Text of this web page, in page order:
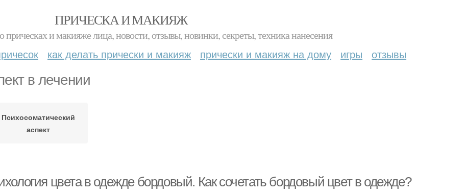
ПРИЧЕСКА И МАКИЯЖ
прическах и макияже лица, новости, отзывы, новинки, секреты, техника нанесения
как делать прически и макияж прически и макияж на дому игры отзывы
в лечении
Психосоматический
аспект
цвета в одежде бордовый. Как сочетать бордовый цвет в одежде?